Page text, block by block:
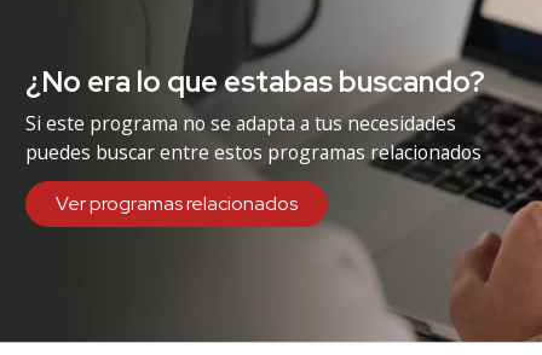
¿No era lo que estabas buscando?
Si este programa no se adapta a tus necesidades
puedes buscar entre estos programas relacionados
Ver programas relacionados